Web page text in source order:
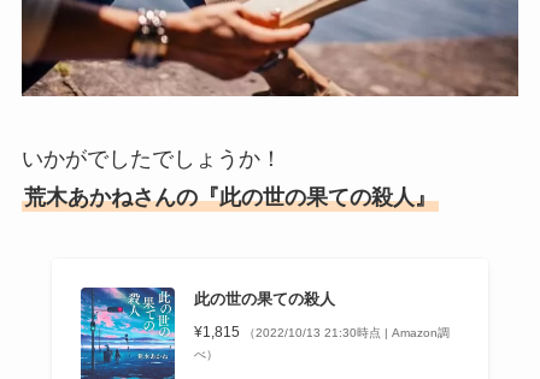
いかがでしたでしょうか！
荒木あかねさんの『此の世の果ての殺人』
此の世の果ての殺人
¥1,815
（2022/10/13 21:30時点 | Amazon調
べ）